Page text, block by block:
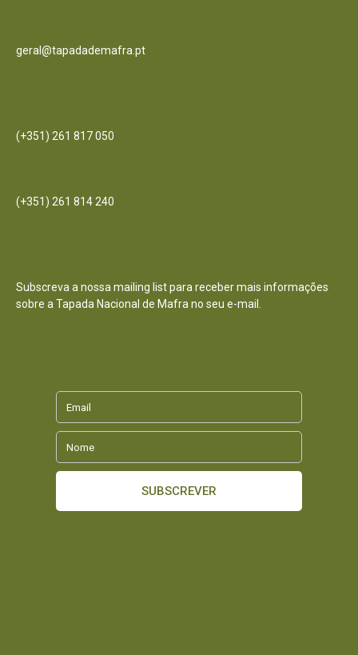
geral@tapadademafra.pt
(+351) 261 817 050
(+351) 261 814 240
Subscreva a nossa mailing list para receber mais informações
sobre a Tapada Nacional de Mafra no seu e-mail.